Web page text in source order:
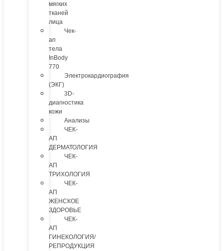
мягких
тканей
лица
Чек-
ап
тела
InBody
770
Электрокардиография
(ЭКГ)
3D-
диагностика
кожи
Анализы
ЧЕК-
АП
ДЕРМАТОЛОГИЯ
ЧЕК-
АП
ТРИХОЛОГИЯ
ЧЕК-
АП
ЖЕНСКОЕ
ЗДОРОВЬЕ
ЧЕК-
АП
ГИНЕКОЛОГИЯ/
РЕПРОДУКЦИЯ